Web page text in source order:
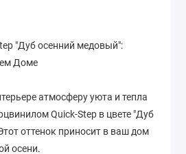
"Дуб осенний медовый":
Доме
атмосферу уюта и тепла
Quick-Step в цвете "Дуб
оттенок приносит в ваш дом
осени.